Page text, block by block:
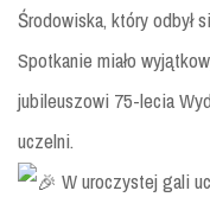
Środowiska, który odbył
Spotkanie miało
jubileuszowi 75-lecia
uczelni.
W uroczystej gali